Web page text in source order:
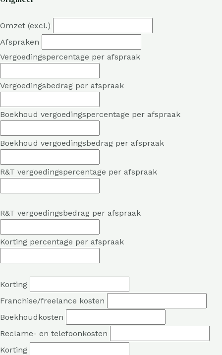
Omzet (excl.)
Afspraken
Vergoedingspercentage per afspraak
Vergoedingsbedrag per afspraak
Boekhoud vergoedingspercentage per afspraak
Boekhoud vergoedingsbedrag per afspraak
R&T vergoedingspercentage per afspraak
R&T vergoedingsbedrag per afspraak
Korting percentage per afspraak
Korting
Franchise/freelance kosten
Boekhoudkosten
Reclame- en telefoonkosten
Korting